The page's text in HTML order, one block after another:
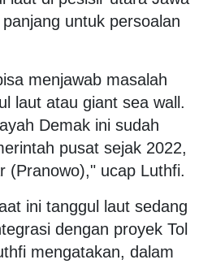
untuk persoalan
menjawab masalah
laut atau giant sea wall.
Demak ini sudah
pusat sejak 2022,
(Pranowo)," ucap Luthfi.
ini tanggul laut sedang
dengan proyek Tol
mengatakan, dalam